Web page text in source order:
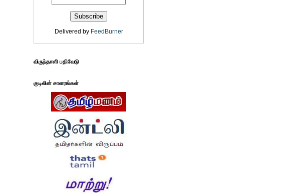
Delivered by FeedBurner
விருந்தாளி பதிவேடு
குடிலின் சாளரங்கள்